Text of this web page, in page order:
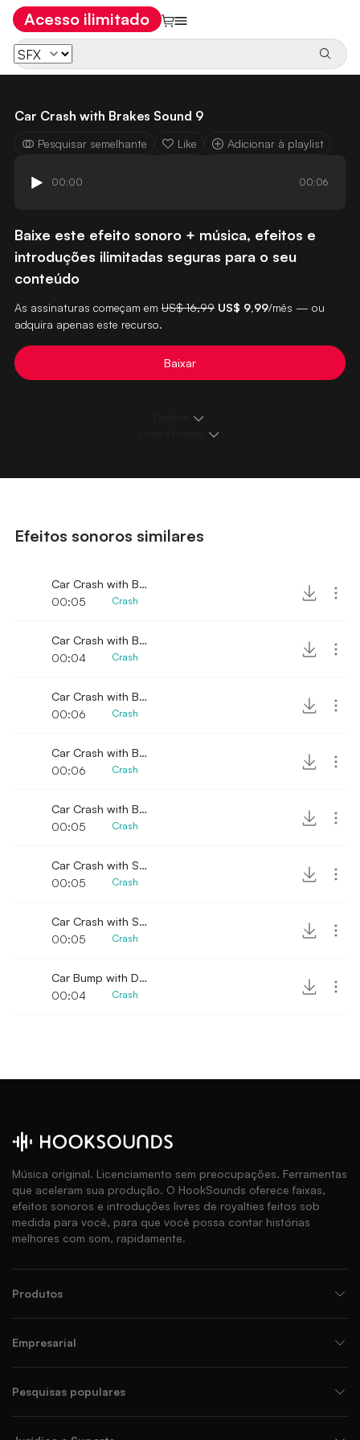
Acesso ilimitado
Car Crash with Brakes Sound 9
Pesquisar semelhante Like Adicionar à playlist
00:00 00:06
Baixe este efeito sonoro + música, efeitos e
introduções ilimitadas seguras para o seu
conteúdo
As assinaturas começam em US$ 16,99 US$ 9,99/mês — ou
adquira apenas este recurso.
Baixar
Efeitos sonoros similares
Car Crash with Brakes Sound 6
00:05
Crash
Car Crash with Brakes Sound 3
00:04
Crash
Car Crash with Brakes Sound 10
00:06
Crash
Car Crash with Brakes Sound 8
00:06
Crash
Car Crash with Brakes Sound 7
00:05
Crash
Car Crash with Scattered Debris Sound 3
00:05
Crash
Car Crash with Scattered Debris Sound 4
00:05
Crash
Car Bump with Debris Fallen Sound 3
00:04
Crash
Música original. Licenciamento sem preocupações. Ferramentas
que aceleram sua produção. O HookSounds oferece faixas,
efeitos sonoros e introduções livres de royalties feitos sob
medida para você, para que você possa contar histórias
melhores com som, rapidamente.
Produtos
Empresarial
Pesquisas populares